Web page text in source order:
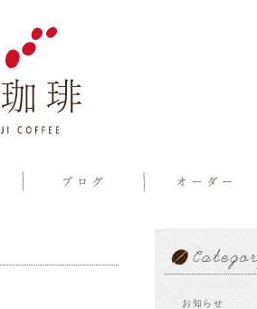
お知らせ